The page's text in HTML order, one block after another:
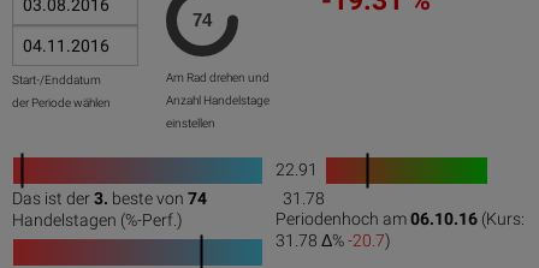
Start-/Enddatum
der Periode wählen
Am Rad drehen und
Anzahl Handelstage
einstellen
Das ist der3. beste von 74
Handelstagen (%-Perf.)
22.91
1
0 100
31.78
Periodenhoch am06.10.16 (Kurs:
31.78 Δ%-20.7)